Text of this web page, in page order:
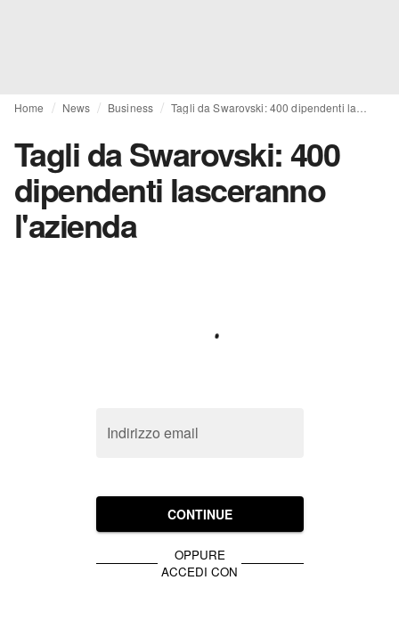
Home News Business
Tagli da Swarovski: 400
dipendenti lasceranno
l'azienda
Indirizzo email
CONTINUE
OPPURE
ACCEDI CON